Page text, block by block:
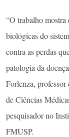
“O trabalho mostra
biológicas do
contra as perdas
patologia da
Forlenza,
de Ciências
pesquisador no
FMUSP.